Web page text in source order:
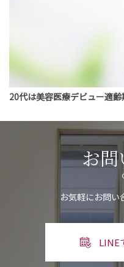
20代は美容医療デビュー適
お
お気軽にお問い
LINE